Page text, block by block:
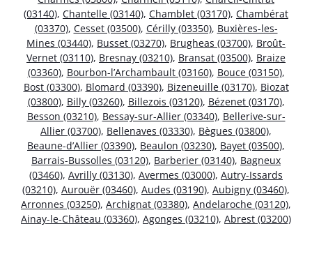
(03140), Chantelle (03140), Chamblet (03170), Chambérat
(03370), Cesset (03500), Cérilly (03350), Buxières-les-
Mines (03440), Busset (03270), Brugheas (03700), Broût-
Vernet (03110), Bresnay (03210), Bransat (03500), Braize
(03360), Bourbon-l’Archambault (03160), Bouce (03150),
Bost (03300), Blomard (03390), Bizeneuille (03170), Biozat
(03800), Billy (03260), Billezois (03120), Bézenet (03170),
Besson (03210), Bessay-sur-Allier (03340), Bellerive-sur-
Allier (03700), Bellenaves (03330), Bègues (03800),
Beaune-d’Allier (03390), Beaulon (03230), Bayet (03500),
Barrais-Bussolles (03120), Barberier (03140), Bagneux
(03460), Avrilly (03130), Avermes (03000), Autry-Issards
(03210), Aurouër (03460), Audes (03190), Aubigny (03460),
Arronnes (03250), Archignat (03380), Andelaroche (03120),
Ainay-le-Château (03360), Agonges (03210), Abrest (03200)